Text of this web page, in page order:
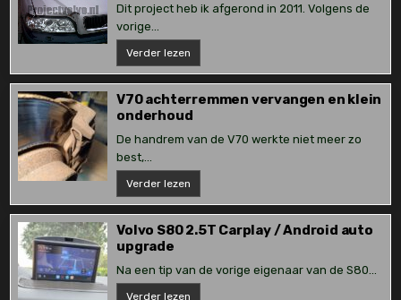
Dit project heb ik afgerond in 2011. Volgens de
vorige...
Verder lezen
S40
1.8i
deel
1
V70 achterremmen vervangen en klein
onderhoud
De handrem van de V70 werkte niet meer zo
best,...
Verder lezen
achterremmen
vervangen
en
klein
onderhoud
Volvo S80 2.5T Carplay / Android auto
upgrade
Na een tip van de vorige eigenaar van de S80...
Verder lezen